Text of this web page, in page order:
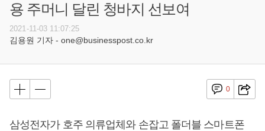
용 주머니 달린 청바지 선보여
2021-11-03 11:07:25
김용원 기자 - one@businesspost.co.kr
0
삼성전자가 호주 의류업체와 손잡고 폴더블 스마트폰